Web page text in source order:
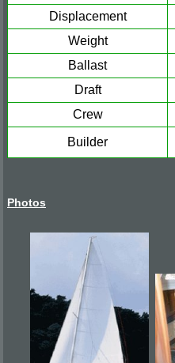
Displacement
Weight
Ballast
Draft
Crew
Builder
Photos